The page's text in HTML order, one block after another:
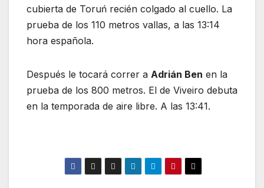
cubierta de Toruń recién colgado al cuello. La
prueba de los 110 metros vallas, a las 13:14
hora española.
Después le tocará correr a Adrián Ben en la
prueba de los 800 metros. El de Viveiro debuta
en la temporada de aire libre. A las 13:41.